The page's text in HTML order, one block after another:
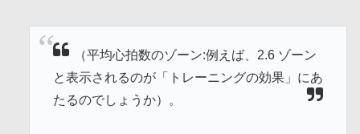
（平均心拍数のゾーン:例えば、2.6 ゾーン
と表示されるのが「トレーニングの効果」にあ
たるのでしょうか）。